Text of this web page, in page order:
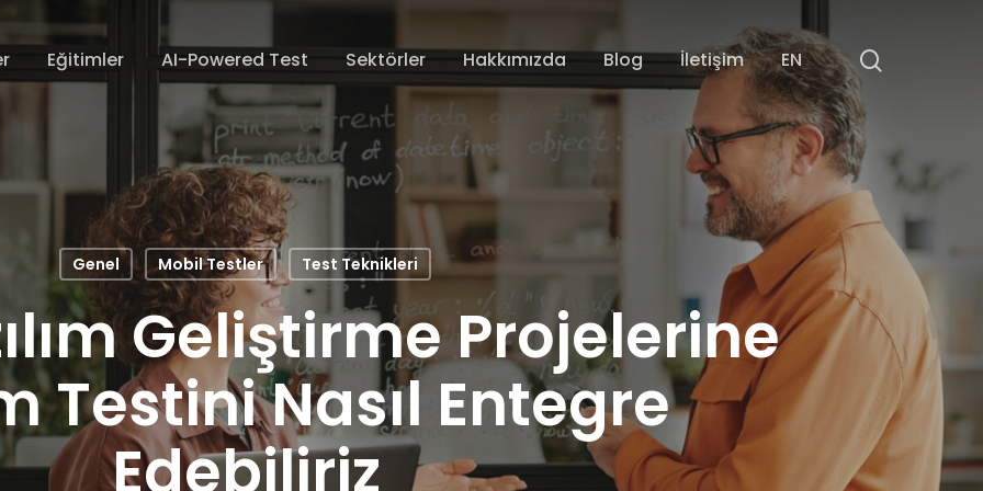
Eğitimler AI-Powered Test Sektörler Hakkımızda Blog İletişim EN
Genel Mobil Testler Test Teknikleri
Geliştirme Projelerine
Testini Nasıl Entegre
Edebiliriz